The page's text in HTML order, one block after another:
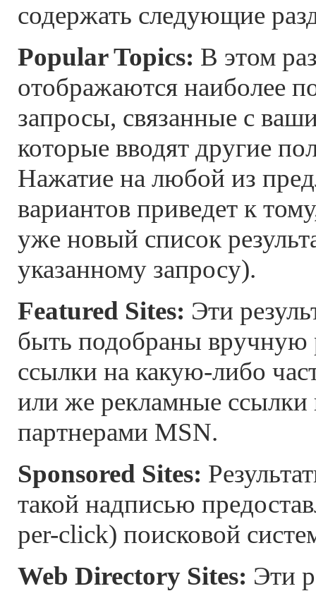
содержать следующие
Popular Topics: В этом
отображаются наиболее
запросы, связанные с
которые вводят другие
Нажатие на любой из
вариантов приведет к
уже новый список
указанному запросу).
Featured Sites: Эти
быть подобраны вручную
ссылки на какую-либо
или же рекламные ссылки
партнерами MSN.
Sponsored Sites:
такой надписью
per-click) поисковой
Web Directory Sites: Эти